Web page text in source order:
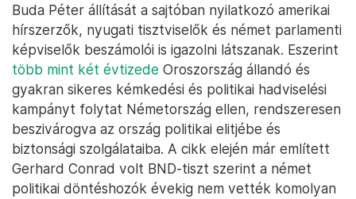
Buda Péter állítását a sajtóban nyilatkozó amerikai
hírszerzők, nyugati tisztviselők és német parlamenti
képviselők beszámolói is igazolni látszanak. Eszerint
több mint két évtizede Oroszország állandó és
gyakran sikeres kémkedési és politikai hadviselési
kampányt folytat Németország ellen, rendszeresen
beszivárogva az ország politikai elitjébe és
biztonsági szolgálataiba. A cikk elején már említett
Gerhard Conrad volt BND-tiszt szerint a német
politikai döntéshozók évekig nem vették komolyan